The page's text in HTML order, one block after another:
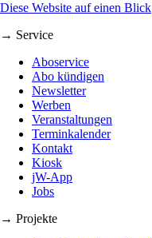
Diese Website auf einen Blick
→ Service
Aboservice
Abo kündigen
Newsletter
Werben
Veranstaltungen
Terminkalender
Kontakt
Kiosk
jW-App
Jobs
→ Projekte